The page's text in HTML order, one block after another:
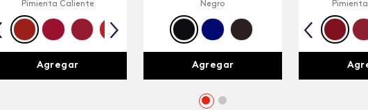
Pimienta Caliente
Agregar
Negro
Agregar